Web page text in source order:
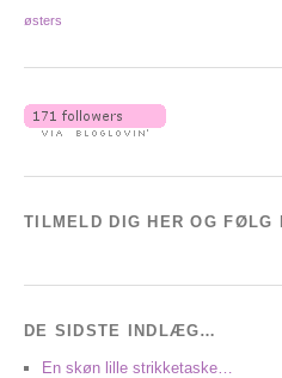
østers
TILMELD DIG HER OG FØLG
DE SIDSTE INDLÆG…
En skøn lille strikketaske…